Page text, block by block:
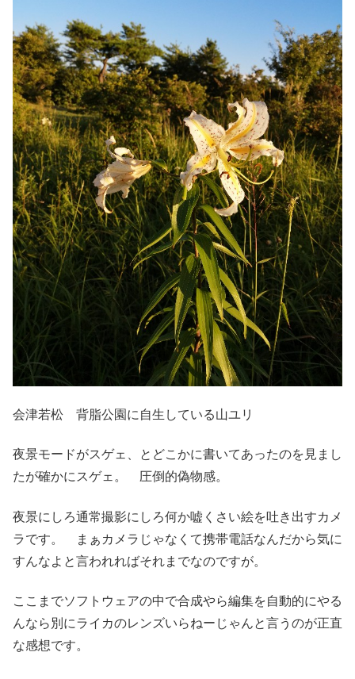
会津若松 背脂公園に自生している山ユリ
夜景モードがスゲェ、とどこかに書いてあったのを見まし
たが確かにスゲェ。 圧倒的偽物感。
夜景にしろ通常撮影にしろ何か嘘くさい絵を吐き出すカメ
ラです。 まぁカメラじゃなくて携帯電話なんだから気に
すんなよと言われればそれまでなのですが。
ここまでソフトウェアの中で合成やら編集を自動的にやる
んなら別にライカのレンズいらねーじゃんと言うのが正直
な感想です。